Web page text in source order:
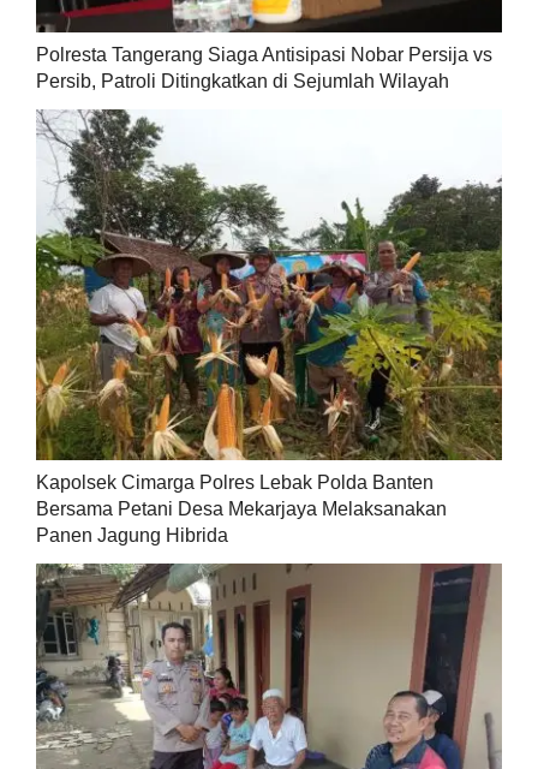
Polresta Tangerang Siaga Antisipasi Nobar Persija vs
Persib, Patroli Ditingkatkan di Sejumlah Wilayah
Kapolsek Cimarga Polres Lebak Polda Banten
Bersama Petani Desa Mekarjaya Melaksanakan
Panen Jagung Hibrida